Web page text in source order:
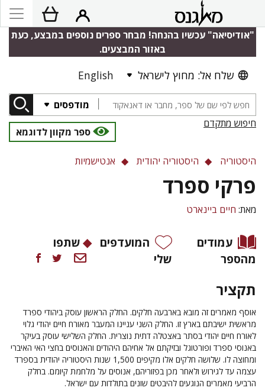
"אודיסיאה" עכשיו בהנחה! מבחר ספרים נוספים במבצע, כעת
באזור המבצעים.
שלח אל: מחוץ לישראל English
מודפסים
חיפוש מתקדם
ספר מקוון לדוגמא
היסטוריה היסטוריה יהודית אנטישמיות
פרקי ספרד
מאת: חיים ביינארט
עמודים
מהספר
המועדפים
שלי
שתפו
תקציר
אוסף מאמרים זה מובא בארבעה חלקים. החלק הראשון עוסק ביהודי ספרד
מראשית ישיבתם בארץ זו. החלק השני עניינו המעבר מאורח חיים יהודי גלוי
לאורח חיים יהודי בסתר באצטלה דתית נוצרית. החלק השלישי עוסק בעיקר
באנוסי ספרד ופורטוגל ובזיקתם אל אחיהם היהודים והאנוסים בחצי האי האיברי
ומחוצה לו. שלושה חלקים אלו מקיפים 1,500 שנות היסטוריה יהודית בספרד
עצמה עד לגירוש ולאחר מכן בפזוריהם, אנוסים על מלחמת קיומם. בחלק
הרביעי מאמרים הנוגעים להיבטים שונים בתולדות עם ישראל.